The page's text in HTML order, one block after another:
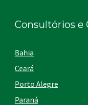
Consultórios e
Bahia
Ceará
Porto Alegre
Paraná